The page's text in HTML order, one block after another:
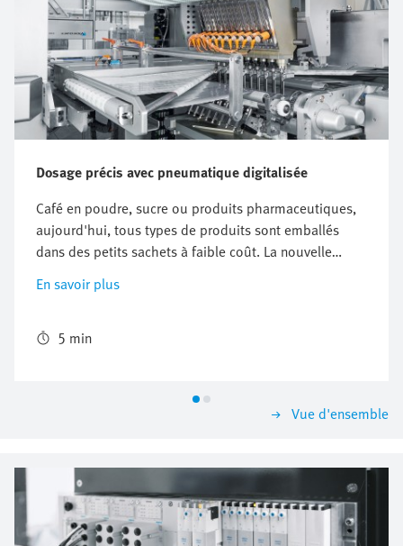
Dosage précis avec pneumatique digitalisée
Café en poudre, sucre ou produits pharmaceutiques,
aujourd'hui, tous types de produits sont emballés
dans des petits sachets à faible coût. La nouvelle
ensacheuse flexible Bosch Sigpack VPF de Bosch
Packaging Technology veille justement à offrir
machine d'ensachage extensible au monde, elle utilise
En savoir plus
5 min
Vue d'ensemble